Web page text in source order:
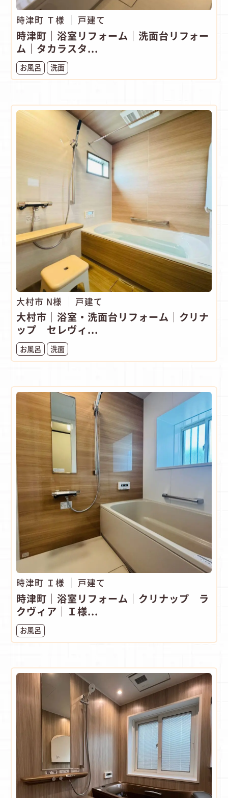
時津町 Ｔ様 戸建て
時津町｜浴室リフォーム｜洗面台リフォー
ム｜タカラスタ...
お風呂 洗面
大村市 N様 戸建て
大村市│浴室・洗面台リフォーム│クリナ
ップ セレヴィ...
お風呂 洗面
時津町 Ｉ様 戸建て
時津町│浴室リフォーム│クリナップ ラ
クヴィア│Ｉ様...
お風呂